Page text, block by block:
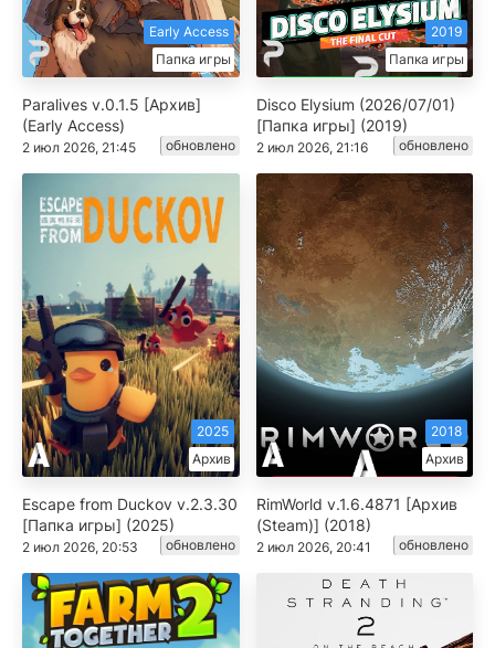
Папка игры
Early Access
Paralives v.0.1.5 [Архив]
(Early Access)
2 июл 2026, 21:45 обновлено
Папка игры
2019
Disco Elysium (2026/07/01)
[Папка игры] (2019)
2 июл 2026, 21:16 обновлено
Архив
2025
Escape from Duckov v.2.3.30
[Папка игры] (2025)
2 июл 2026, 20:53 обновлено
Архив
2018
RimWorld v.1.6.4871 [Архив
(Steam)] (2018)
2 июл 2026, 20:41 обновлено